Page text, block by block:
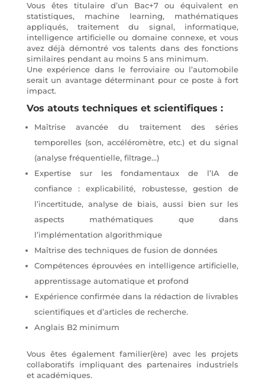
Vous êtes titulaire d’un Bac+7 ou équivalent en
statistiques, machine learning, mathématiques
appliqués, traitement du signal, informatique,
intelligence artificielle ou domaine connexe, et vous
avez déjà démontré vos talents dans des fonctions
similaires pendant au moins 5 ans minimum.
Une expérience dans le ferroviaire ou l’automobile
serait un avantage déterminant pour ce poste à fort
impact.
Vos atouts techniques et scientifiques :
Maîtrise avancée du traitement des séries
temporelles (son, accéléromètre, etc.) et du signal
(analyse fréquentielle, filtrage…)
Expertise sur les fondamentaux de l’IA de
confiance : explicabilité, robustesse, gestion de
l’incertitude, analyse de biais, aussi bien sur les
aspects mathématiques que dans
l’implémentation algorithmique
Maîtrise des techniques de fusion de données
Compétences éprouvées en intelligence artificielle,
apprentissage automatique et profond
Expérience confirmée dans la rédaction de livrables
scientifiques et d’articles de recherche.
Anglais B2 minimum
Vous êtes également familier(ère) avec les projets
collaboratifs impliquant des partenaires industriels
et académiques.